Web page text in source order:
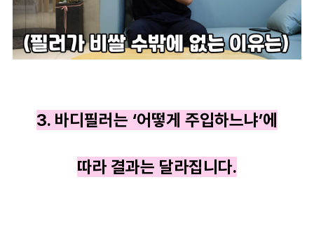
3. 바디필러는 ‘어떻게 주입하느냐’에
따라 결과는 달라집니다.